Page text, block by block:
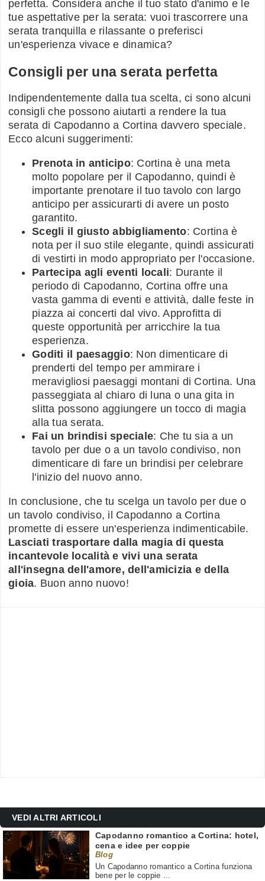
perfetta. Considera anche il tuo stato d'animo e le
tue aspettative per la serata: vuoi trascorrere una
serata tranquilla e rilassante o preferisci
un'esperienza vivace e dinamica?
Consigli per una serata perfetta
Indipendentemente dalla tua scelta, ci sono alcuni
consigli che possono aiutarti a rendere la tua
serata di Capodanno a Cortina davvero speciale.
Ecco alcuni suggerimenti:
Prenota in anticipo: Cortina è una meta
molto popolare per il Capodanno, quindi è
importante prenotare il tuo tavolo con largo
anticipo per assicurarti di avere un posto
garantito.
Scegli il giusto abbigliamento: Cortina è
nota per il suo stile elegante, quindi assicurati
di vestirti in modo appropriato per l'occasione.
Partecipa agli eventi locali: Durante il
periodo di Capodanno, Cortina offre una
vasta gamma di eventi e attività, dalle feste in
piazza ai concerti dal vivo. Approfitta di
queste opportunità per arricchire la tua
esperienza.
Goditi il paesaggio: Non dimenticare di
prenderti del tempo per ammirare i
meravigliosi paesaggi montani di Cortina. Una
passeggiata al chiaro di luna o una gita in
slitta possono aggiungere un tocco di magia
alla tua serata.
Fai un brindisi speciale: Che tu sia a un
tavolo per due o a un tavolo condiviso, non
dimenticare di fare un brindisi per celebrare
l'inizio del nuovo anno.
In conclusione, che tu scelga un tavolo per due o
un tavolo condiviso, il Capodanno a Cortina
promette di essere un'esperienza indimenticabile.
Lasciati trasportare dalla magia di questa
incantevole località e vivi una serata
all'insegna dell'amore, dell'amicizia e della
gioia. Buon anno nuovo!
VEDI ALTRI ARTICOLI
Capodanno romantico a Cortina: hotel,
cena e idee per coppie
Blog
Un Capodanno romantico a Cortina funziona
bene per le coppie ...